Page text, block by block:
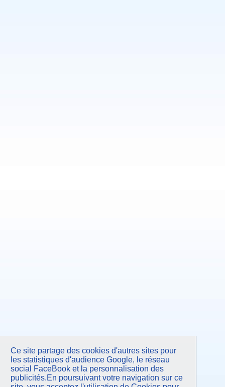
Ce site partage des cookies d'autres sites pour
les statistiques d'audience Google, le réseau
social FaceBook et la personnalisation des
publicités.En poursuivant votre navigation sur ce